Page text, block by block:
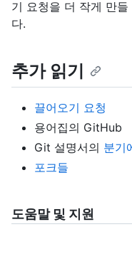
기 요청을 더 작게 만
다.
추가 읽기
끌어오기 요청
용어집의 GitHub
Git 설명서의 분기
포크들
도움말 및 지원